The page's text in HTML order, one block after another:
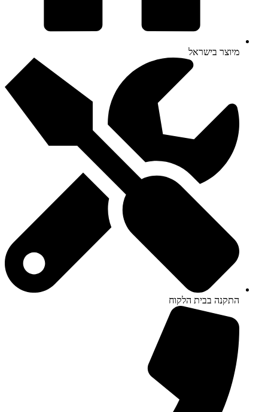
מיוצר בישראל
התקנה בבית הלקוח